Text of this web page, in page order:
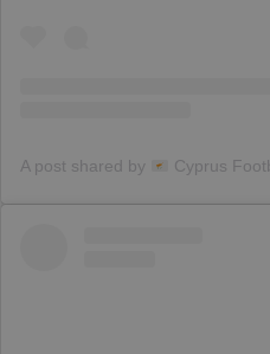
A post shared by Cyprus